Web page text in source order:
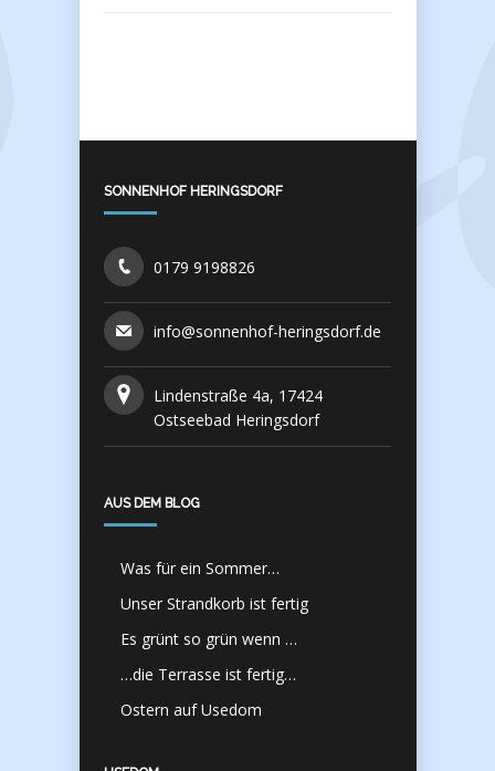
SONNENHOF HERINGSDORF
0179 9198826
info@sonnenhof-heringsdorf.de
Lindenstraße 4a, 17424
Ostseebad Heringsdorf
AUS DEM BLOG
Was für ein Sommer…
Unser Strandkorb ist fertig
Es grünt so grün wenn …
…die Terrasse ist fertig…
Ostern auf Usedom